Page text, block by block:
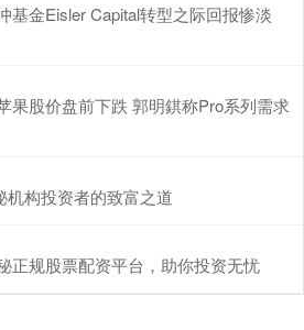
基金Eisler Capital转型之际回报惨淡
果股价盘前下跌 郭明錤称Pro系列需求
机构投资者的致富之道
正规股票配资平台，助你投资无忧